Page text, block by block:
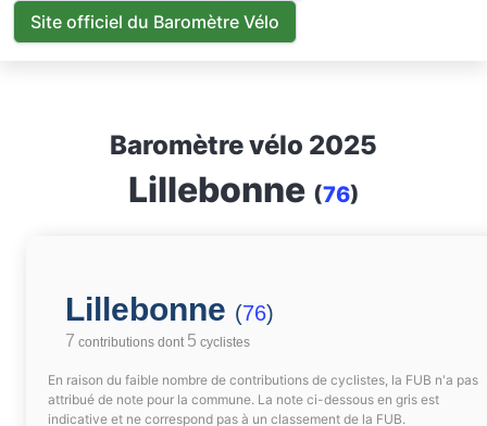
Site officiel du Baromètre Vélo
Baromètre vélo 2025
Lillebonne (76)
Lillebonne (76)
7 contributions dont 5 cyclistes
En raison du faible nombre de contributions de cyclistes, la FUB n'a pas
attribué de note pour la commune. La note ci-dessous en gris est
indicative et ne correspond pas à un classement de la FUB.